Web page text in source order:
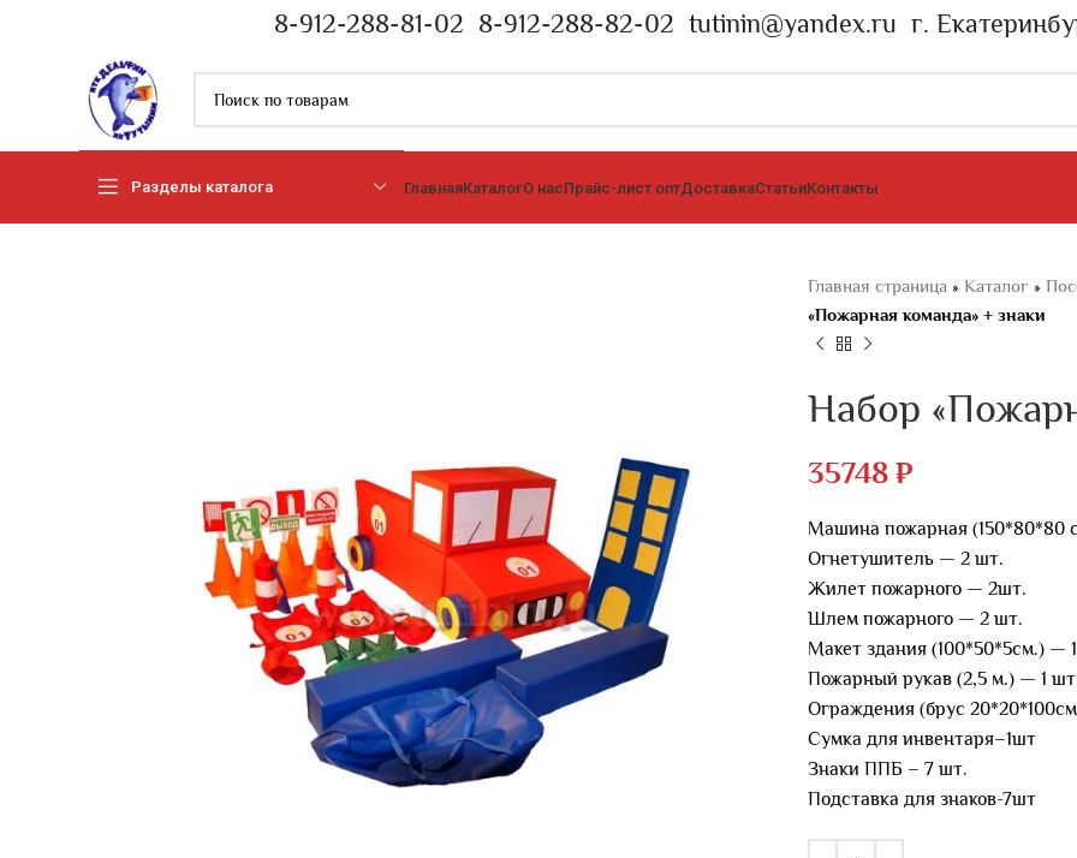
8-912-288-81-02 8-912-288-82-02 tutinin@yandex.ru г.
Разделы каталога ГлавнаяКаталогО насПрайс-лист оптДоставкаСтатьиКонтакты
Главная страница » Каталог »
«Пожарная команда» + знаки
Набор
35748 ₽
Машина пожарная (150*80*80
Огнетушитель — 2 шт.
Жилет пожарного — 2шт.
Шлем пожарного — 2 шт.
Макет здания (100*50*5см.) —
Пожарный рукав (2,5 м.) — 1
Ограждения (брус
Сумка для инвентаря–1шт
Знаки ППБ – 7 шт.
Подставка для знаков-7шт